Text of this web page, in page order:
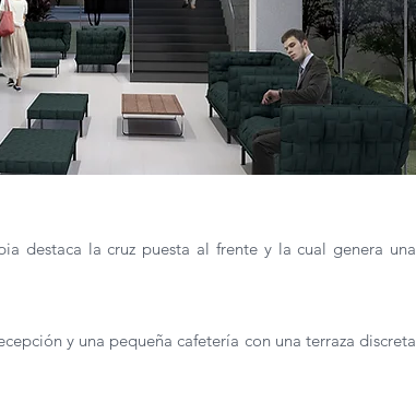
destaca la cruz puesta al frente y la cual genera una
y una pequeña cafetería con una terraza discreta